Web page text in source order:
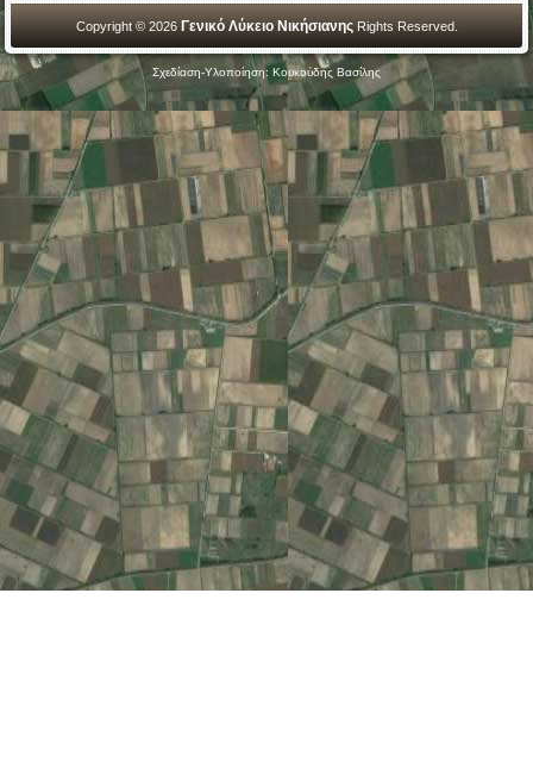
Copyright © 2026 Γενικό Λύκειο Νικήσιανης Rights Reserved.
Σχεδίαση-Υλοποίηση: Κουκούδης Βασίλης